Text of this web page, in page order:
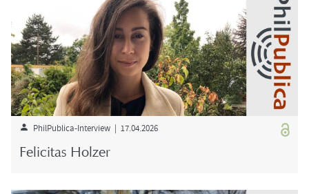
PhilPublica-​Interview | 17.04.2026
Fe­li­ci­tas Hol­zer